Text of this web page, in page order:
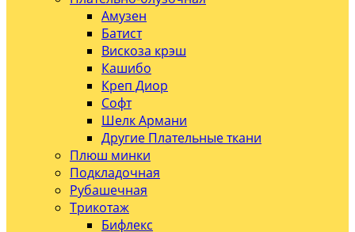
Амузен
Батист
Вискоза крэш
Кашибо
Креп Диор
Софт
Шелк Армани
Другие Плательные ткани
Плюш минки
Подкладочная
Рубашечная
Трикотаж
Бифлекс